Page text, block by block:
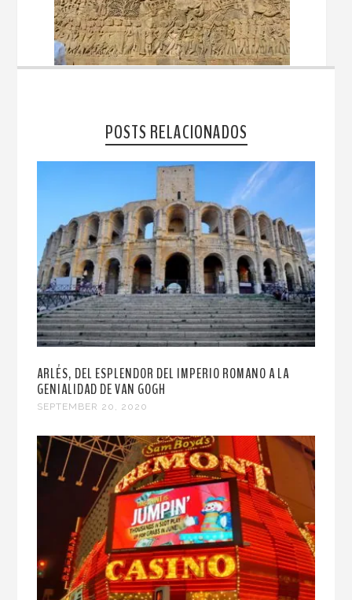
POSTS RELACIONADOS
ARLÉS, DEL ESPLENDOR DEL IMPERIO ROMANO A LA
GENIALIDAD DE VAN GOGH
SEPTEMBER 20, 2020